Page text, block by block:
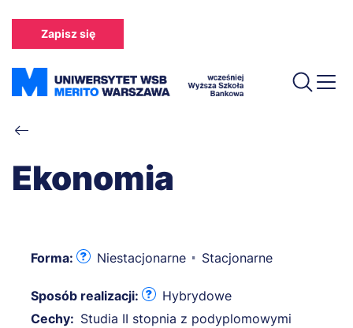
treści
Zapisz się
Ścieżka
nawigacyjna
Ekonomia
Forma: Niestacjonarne Stacjonarne
Sposób realizacji:
Hybrydowe
Cechy: Studia II stopnia z podyplomowymi